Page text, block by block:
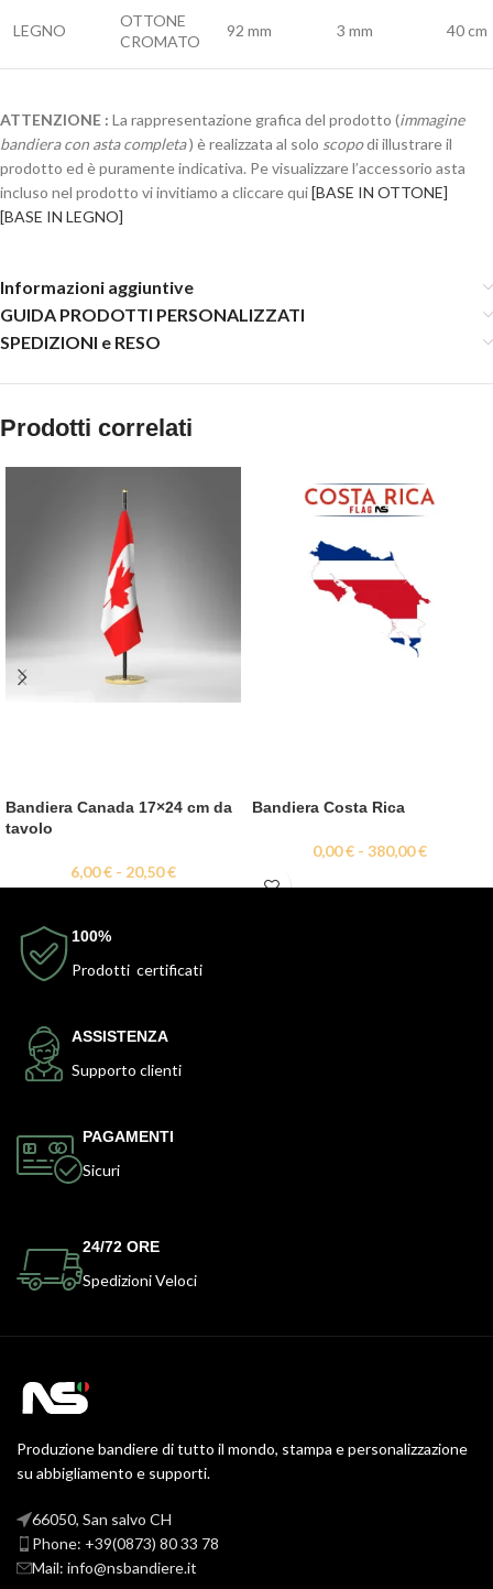
LEGNO
OTTONE
CROMATO
92 mm 3 mm 40 cm
ATTENZIONE : La rappresentazione grafica del prodotto (immagine
bandiera con asta completa) è realizzata al solo scopodi illustrare il
prodotto ed è puramente indicativa. Pe visualizzare l’accessorio asta
incluso nel prodotto vi invitiamo a cliccare qui[BASE IN OTTONE]
[BASE IN LEGNO]
Informazioni aggiuntive
GUIDA PRODOTTI PERSONALIZZATI
SPEDIZIONI e RESO
Prodotti correlati
Bandiera Canada 17×24 cm da
tavolo
6,00€ - 20,50€
Bandiera Costa Rica
0,00€ - 380,00€
100%
Prodotti certificati
ASSISTENZA
Supporto clienti
PAGAMENTI
Sicuri
24/72 ORE
Spedizioni Veloci
Produzione bandiere di tutto il mondo, stampa e personalizzazione
su abbigliamento e supporti.
66050, San salvo CH
Phone: +39(0873) 80 33 78
Mail: info@nsbandiere.it